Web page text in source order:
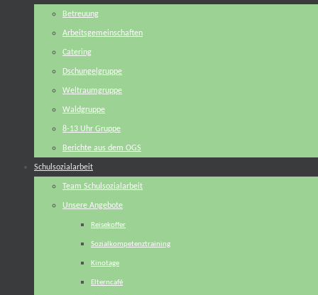
Betreuung
Arbeitsgemeinschaften
Catering
Dschungelgruppe
Weltraumgruppe
Waldgruppe
8-13 Uhr Gruppe
Berichte aus dem OGS
Schulsozialarbeit
Team Schulsozialarbeit
Unsere Angebote
Reisekoffer
Sozialkompetenztraining
Kinotage
Elterncafé